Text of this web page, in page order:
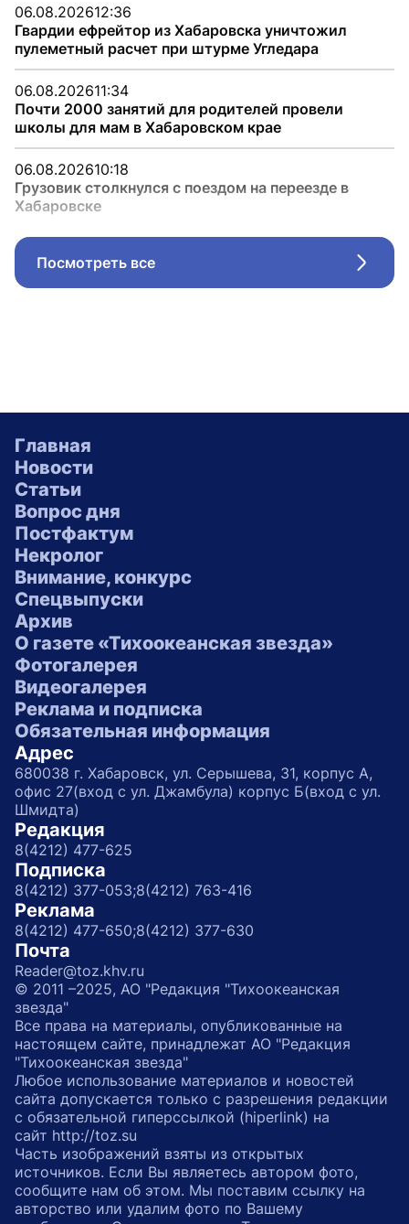
06.08.202612:36
Гвардии ефрейтор из Хабаровска уничтожил
пулеметный расчет при штурме Угледара
06.08.202611:34
Почти 2000 занятий для родителей провели
школы для мам в Хабаровском крае
06.08.202610:18
Грузовик столкнулся с поездом на переезде в
Хабаровске
Посмотреть все
Главная
Новости
Статьи
Вопрос дня
Постфактум
Некролог
Внимание, конкурс
Спецвыпуски
Архив
О газете «Тихоокеанская звезда»
Фотогалерея
Видеогалерея
Реклама и подписка
Обязательная информация
Адрес
680038 г. Хабаровск, ул. Серышева, 31, корпус А,
офис 27(вход с ул. Джамбула) корпус Б(вход с ул.
Шмидта)
Редакция
8(4212) 477-625
Подписка
8(4212) 377-053;8(4212) 763-416
Реклама
8(4212) 477-650;8(4212) 377-630
Почта
Reader@toz.khv.ru
© 2011 –2025, АО "Редакция "Тихоокеанская
звезда"
Все права на материалы, опубликованные на
настоящем сайте, принадлежат АО "Редакция
"Тихоокеанская звезда"
Любое использование материалов и новостей
сайта допускается только с разрешения редакции
с обязательной гиперссылкой (hiperlink) на
сайт http://toz.su
Часть изображений взяты из открытых
источников. Если Вы являетесь автором фото,
сообщите нам об этом. Мы поставим ссылку на
авторство или удалим фото по Вашему